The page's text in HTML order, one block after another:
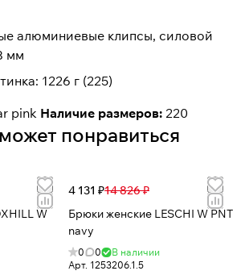
алюминиевые клипсы, силовой
мм
1226 г (225)
pink Наличие размеров: 220
понравиться
W
4 131 ₽14 826 ₽
Брюки женские LESCHI W PNT
navy
0 0
В наличии
Арт. 1253206.1.5